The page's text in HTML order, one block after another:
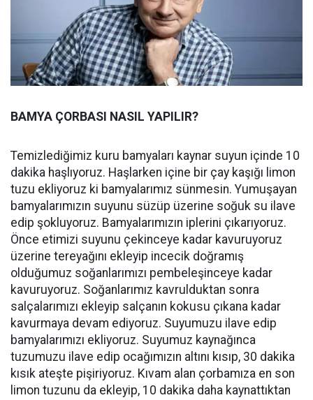
BAMYA ÇORBASI NASIL YAPILIR?
Temizlediğimiz kuru bamyaları kaynar suyun içinde 10
dakika haşlıyoruz. Haşlarken içine bir çay kaşığı limon
tuzu ekliyoruz ki bamyalarımız sünmesin. Yumuşayan
bamyalarımızın suyunu süzüp üzerine soğuk su ilave
edip şokluyoruz. Bamyalarımızın iplerini çıkarıyoruz.
Önce etimizi suyunu çekinceye kadar kavuruyoruz
üzerine tereyağını ekleyip incecik doğramış
olduğumuz soğanlarımızı pembeleşinceye kadar
kavuruyoruz. Soğanlarımız kavrulduktan sonra
salçalarımızı ekleyip salçanın kokusu çıkana kadar
kavurmaya devam ediyoruz. Suyumuzu ilave edip
bamyalarımızı ekliyoruz. Suyumuz kaynağınca
tuzumuzu ilave edip ocağımızın altını kısıp, 30 dakika
kısık ateşte pişiriyoruz. Kıvam alan çorbamıza en son
limon tuzunu da ekleyip, 10 dakika daha kaynattıktan